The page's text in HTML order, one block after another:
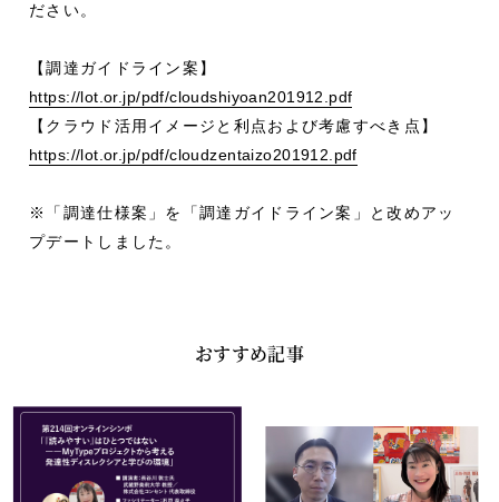
ださい。
【調達ガイドライン案】
https://lot.or.jp/pdf/cloudshiyoan201912.pdf
【クラウド活用イメージと利点および考慮すべき点】
https://lot.or.jp/pdf/cloudzentaizo201912.pdf
※「調達仕様案」を「調達ガイドライン案」と改めアッ
プデートしました。
おすすめ記事